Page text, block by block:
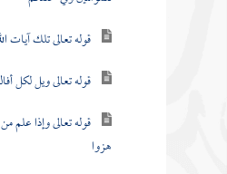
قوله تعالى تلك آيات
قوله تعالى ويل لكل
قوله تعالى وإذا علم من
هزوا